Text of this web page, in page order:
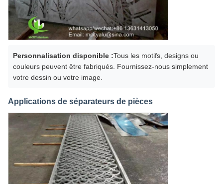
Personnalisation disponible :Tous les motifs, designs ou
couleurs peuvent être fabriqués. Fournissez-nous simplement
votre dessin ou votre image.
Applications de séparateurs de pièces